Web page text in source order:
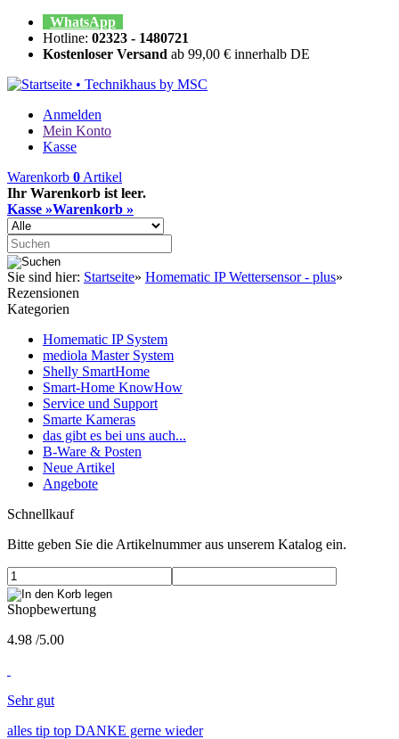
WhatsApp
Hotline: 02323 - 1480721
Kostenloser Versand ab 99,00 € innerhalb DE
Anmelden
Mein Konto
Kasse
Warenkorb 0 Artikel
Ihr Warenkorb ist leer.
Kasse »Warenkorb »
Sie sind hier: Startseite» Homematic IP Wettersensor - plus»
Rezensionen
Kategorien
Homematic IP System
mediola Master System
Shelly SmartHome
Smart-Home KnowHow
Service und Support
Smarte Kameras
das gibt es bei uns auch...
B-Ware & Posten
Neue Artikel
Angebote
Schnellkauf
Bitte geben Sie die Artikelnummer aus unserem Katalog ein.
Shopbewertung
4.98 /5.00
Sehr gut
alles tip top DANKE gerne wieder